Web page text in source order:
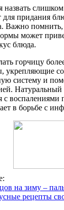
назвать
для придания
Важно
может
блюда.
горчицу
укрепляющие
систему и
с воспалениями
в борьбе с
на зиму –
рецепты